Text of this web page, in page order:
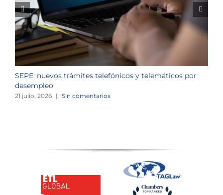
SEPE: nuevos trámites telefónicos y telemáticos por
desempleo
21 julio, 2026 | Sin comentarios